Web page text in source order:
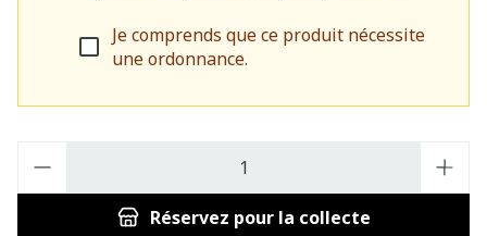
Je comprends que ce produit nécessite
une ordonnance.
Réservez pour la collecte